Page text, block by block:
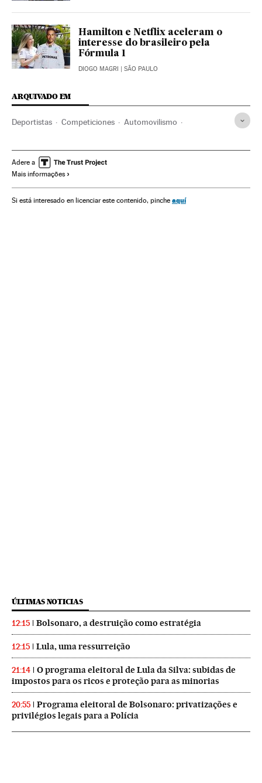
Hamilton e Netflix aceleram o
interesse do brasileiro pela
Fórmula 1
DIOGO MAGRI | SÃO PAULO
ARQUIVADO EM
Deportistas Competiciones Automovilismo
Max Verstappen Emerson Fittipaldi
Mundial Fórmula 1
Adere a
Mais informações
Si está interesado en licenciar este contenido, pinche aquí
ÚLTIMAS NOTICIAS
12:15 Bolsonaro, a destruição como estratégia
12:15 Lula, uma ressurreição
21:14
O programa eleitoral de Lula da Silva: subidas de
impostos para os ricos e proteção para as minorias
20:55
Programa eleitoral de Bolsonaro: privatizações e
privilégios legais para a Polícia